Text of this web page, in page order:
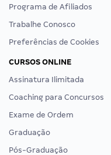
Programa de Afiliados
Trabalhe Conosco
Preferências de Cookies
CURSOS ONLINE
Assinatura Ilimitada
Coaching para Concursos
Exame de Ordem
Graduação
Pós-Graduação